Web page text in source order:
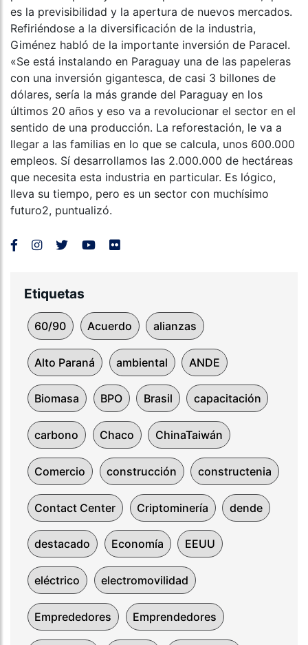
es la previsibilidad y la apertura de nuevos mercados.
Refiriéndose a la diversificación de la industria,
Giménez habló de la importante inversión de Paracel.
«Se está instalando en Paraguay una de las papeleras
con una inversión gigantesca, de casi 3 billones de
dólares, sería la más grande del Paraguay en los
últimos 20 años y eso va a revolucionar el sector en el
sentido de una producción. La reforestación, le va a
llegar a las familias en lo que se calcula, unos 600.000
empleos. Sí desarrollamos las 2.000.000 de hectáreas
que necesita esta industria en particular. Es lógico,
lleva su tiempo, pero es un sector con muchísimo
futuro2, puntualizó.
Etiquetas
60/90 Acuerdo alianzas
Alto Paraná ambiental ANDE
Biomasa BPO Brasil capacitación
carbono Chaco ChinaTaiwán
Comercio construcción constructenia
Contact Center Criptominería dende
destacado Economía EEUU
eléctrico electromovilidad
Emprededores Emprendedores